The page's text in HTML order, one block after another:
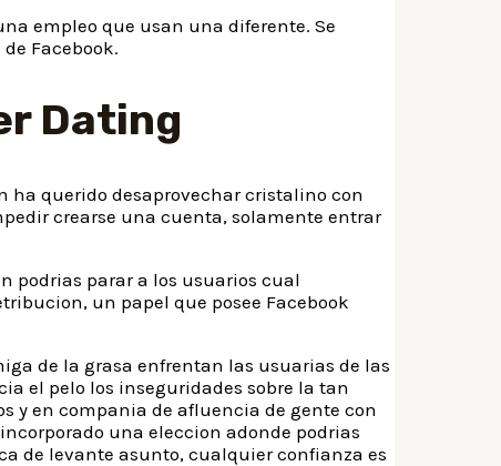
empleo que usan una diferente. Se
Facebook.
Dating
ha querido desaprovechar cristalino con
crearse una cuenta, solamente entrar
podrias parar a los usuarios cual
un papel que posee Facebook
de la grasa enfrentan las usuarias de las
el pelo los inseguridades sobre la tan
y en compania de afluencia de gente con
una eleccion adonde podrias
de levante asunto, cualquier confianza es